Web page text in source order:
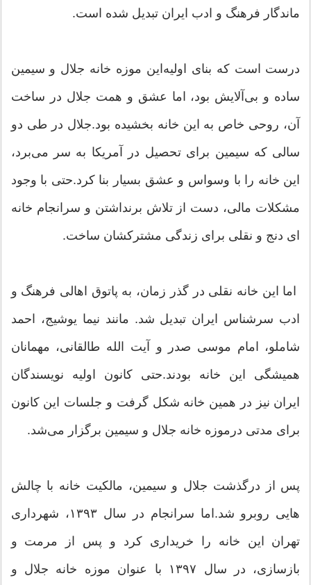
ماندگار فرهنگ و ادب ایران تبدیل شده است.
درست است که بنای اولیه‌این موزه خانه جلال و سیمین
ساده و بی‌آلایش بود، اما عشق و همت جلال در ساخت
آن، روحی خاص به این خانه بخشیده بود.جلال در طی دو
سالی که سیمین برای تحصیل در آمریکا به سر می‌برد،
این خانه را با وسواس و عشق بسیار بنا کرد.حتی با وجود
مشکلات مالی، دست از تلاش برنداشتن و سرانجام خانه‌
ای دنج و نقلی برای زندگی مشترکشان ساخت.
اما این خانه‌ نقلی در گذر زمان، به پاتوق اهالی فرهنگ و
ادب سرشناس ایران تبدیل شد. مانند نیما یوشیج، احمد
شاملو، امام موسی صدر و آیت الله طالقانی، مهمانان
همیشگی این خانه بودند.حتی کانون اولیه نویسندگان
ایران نیز در همین خانه شکل گرفت و جلسات این کانون
برای مدتی درموزه خانه جلال و سیمین برگزار می‌شد.
پس از درگذشت جلال و سیمین، مالکیت خانه با چالش
هایی روبرو شد.اما سرانجام در سال ۱۳۹۳، شهرداری
تهران این خانه را خریداری کرد و پس از مرمت و
بازسازی، در سال ۱۳۹۷ با عنوان موزه خانه جلال و